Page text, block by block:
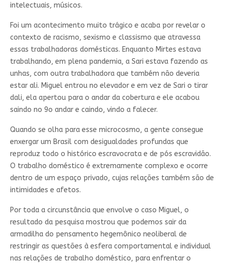
intelectuais, músicos.
Foi um acontecimento muito trágico e acaba por revelar o
contexto de racismo, sexismo e classismo que atravessa
essas trabalhadoras domésticas. Enquanto Mirtes estava
trabalhando, em plena pandemia, a Sari estava fazendo as
unhas, com outra trabalhadora que também não deveria
estar ali. Miguel entrou no elevador e em vez de Sari o tirar
dali, ela apertou para o andar da cobertura e ele acabou
saindo no 9o andar e caindo, vindo a falecer.
Quando se olha para esse microcosmo, a gente consegue
enxergar um Brasil com desigualdades profundas que
reproduz todo o histórico escravocrata e de pós escravidão.
O trabalho doméstico é extremamente complexo e ocorre
dentro de um espaço privado, cujas relações também são de
intimidades e afetos.
Por toda a circunstância que envolve o caso Miguel, o
resultado da pesquisa mostrou que podemos sair da
armadilha do pensamento hegemônico neoliberal de
restringir as questões à esfera comportamental e individual
nas relações de trabalho doméstico, para enfrentar o